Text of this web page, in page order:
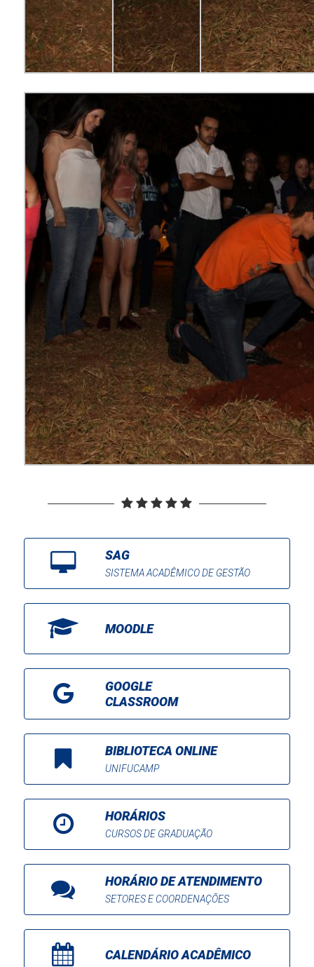
SAG
SISTEMA ACADÊMICO DE GESTÃO
MOODLE
GOOGLE
CLASSROOM
BIBLIOTECA ONLINE
UNIFUCAMP
HORÁRIOS
CURSOS DE GRADUAÇÃO
HORÁRIO DE ATENDIMENTO
SETORES E COORDENAÇÕES
CALENDÁRIO ACADÊMICO